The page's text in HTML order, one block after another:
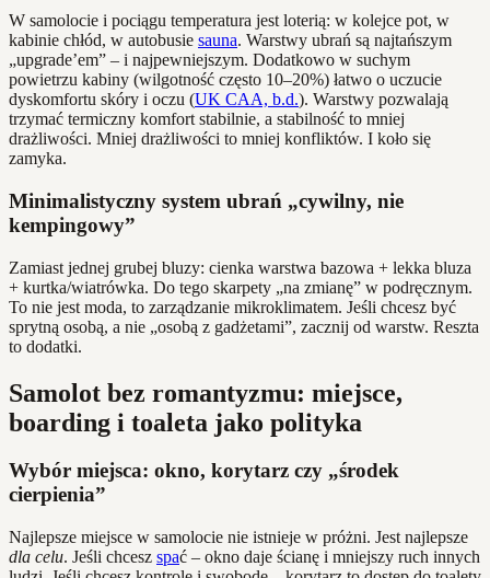
W samolocie i pociągu temperatura jest loterią: w kolejce pot, w
kabinie chłód, w autobusie sauna. Warstwy ubrań są najtańszym
„upgrade’em” – i najpewniejszym. Dodatkowo w suchym
powietrzu kabiny (wilgotność często 10–20%) łatwo o uczucie
dyskomfortu skóry i oczu (UK CAA, b.d.). Warstwy pozwalają
trzymać termiczny komfort stabilnie, a stabilność to mniej
drażliwości. Mniej drażliwości to mniej konfliktów. I koło się
zamyka.
Minimalistyczny system ubrań „cywilny, nie
kempingowy”
Zamiast jednej grubej bluzy: cienka warstwa bazowa + lekka bluza
+ kurtka/wiatrówka. Do tego skarpety „na zmianę” w podręcznym.
To nie jest moda, to zarządzanie mikroklimatem. Jeśli chcesz być
sprytną osobą, a nie „osobą z gadżetami”, zacznij od warstw. Reszta
to dodatki.
Samolot bez romantyzmu: miejsce,
boarding i toaleta jako polityka
Wybór miejsca: okno, korytarz czy „środek
cierpienia”
Najlepsze miejsce w samolocie nie istnieje w próżni. Jest najlepsze
dla celu. Jeśli chcesz spać – okno daje ścianę i mniejszy ruch innych